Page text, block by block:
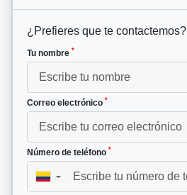
¿Prefieres que te contactemos?
Tu nombre *
Correo electrónico *
Número de teléfono *
▼